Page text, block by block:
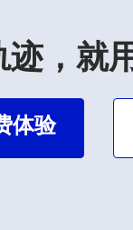
迹，就
体验